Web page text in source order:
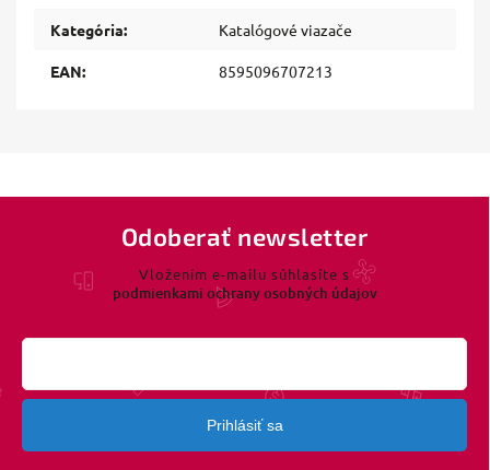
Kategória: Katalógové viazače
EAN: 8595096707213
Odoberať newsletter
Vložením e-mailu súhlasíte s
podmienkami ochrany osobných údajov
Prihlásiť sa